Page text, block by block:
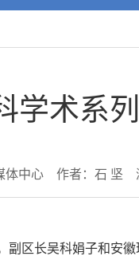
学术系
体中心 作者：石 坚
区长吴科娟子和安